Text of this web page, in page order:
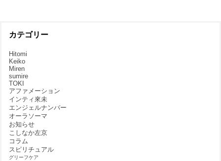
カテゴリー
Hitomi
Keiko
Miren
sumire
TOKI
アファメーション
インティ來未
エンジェルナンバー
オーラソーマ
お知らせ
こしなか左京
コラム
スピリチュアル
グリーフケア